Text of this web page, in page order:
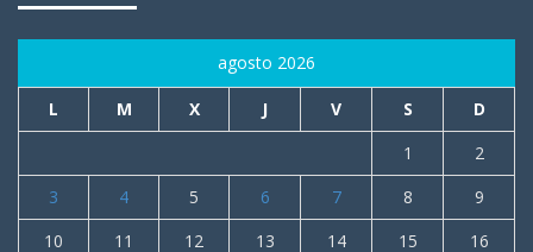
agosto 2026
L M X J V S
D
1
2
3
4 5 6 7 8
9
10
11 12 13 14 15
16